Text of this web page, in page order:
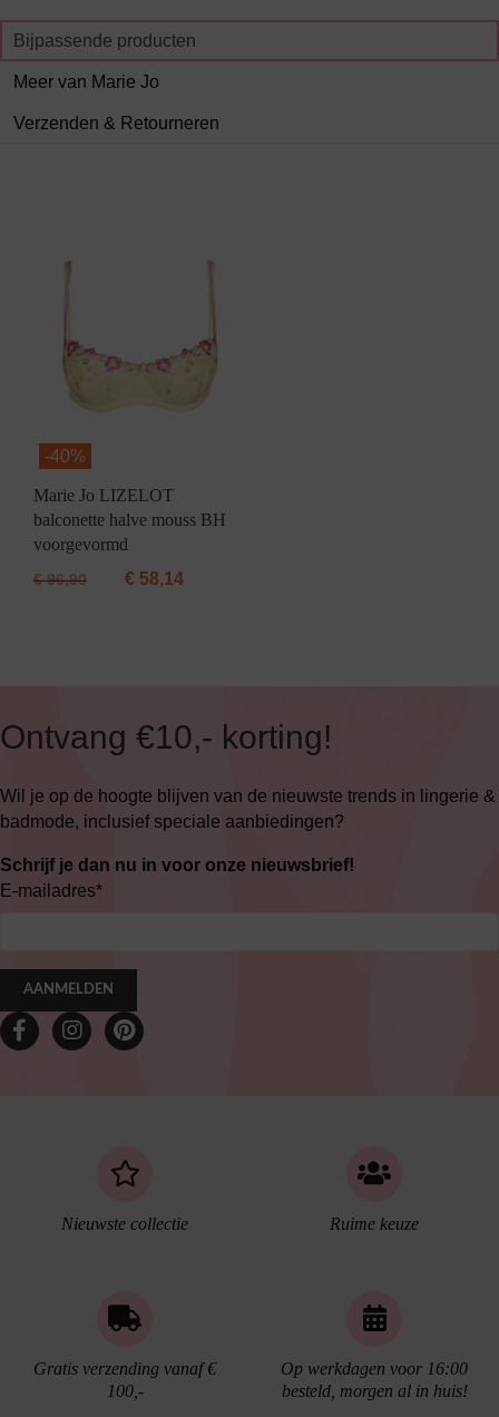
Bijpassende producten
Meer van Marie Jo
Verzenden & Retourneren
-40%
Marie Jo LIZELOT
balconette halve mouss BH
voorgevormd
€96,90 € 58,14
Ontvang €10,- korting!
Wil je op de hoogte blijven van de nieuwste trends in lingerie &
badmode, inclusief speciale aanbiedingen?
Schrijf je dan nu in voor onze nieuwsbrief!
E-mailadres*
AANMELDEN
Nieuwste collectie Ruime keuze
Gratis verzending vanaf €
100,-
Op werkdagen voor 16:00
besteld, morgen al in huis!